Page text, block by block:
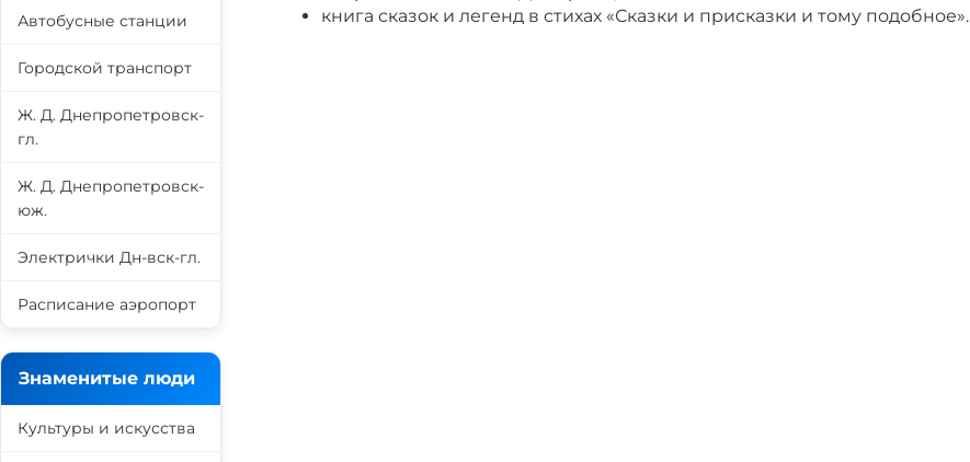
книга сказок и легенд в стихах «Сказки и присказки и тому подобное».
Автобусные станции
Городской транспорт
Ж. Д. Днепропетровск-
гл.
Ж. Д. Днепропетровск-
юж.
Электрички Дн-вск-гл.
Расписание аэропорт
Знаменитые люди
Культуры и искусства